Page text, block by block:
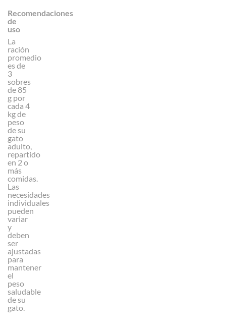
Recomendaciones
de
uso
La
ración
promedio
es de
3
sobres
de 85
g por
cada 4
kg de
peso
de su
gato
adulto,
repartido
en 2 o
más
comidas.
Las
necesidades
individuales
pueden
variar
y
deben
ser
ajustadas
para
mantener
el
peso
saludable
de su
gato.